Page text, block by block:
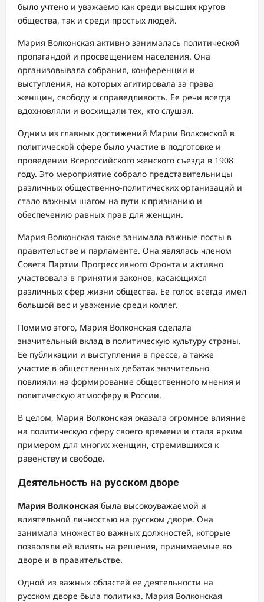
было учтено и уважаемо как среди высших кругов
общества, так и среди простых людей.
Мария Волконская активно занималась политической
пропагандой и просвещением населения. Она
организовывала собрания, конференции и
выступления, на которых агитировала за права
женщин, свободу и справедливость. Ее речи всегда
вдохновляли и восхищали тех, кто слушал.
Одним из главных достижений Марии Волконской в
политической сфере было участие в подготовке и
проведении Всероссийского женского съезда в 1908
году. Это мероприятие собрало представительницы
различных общественно-политических организаций и
стало важным шагом на пути к признанию и
обеспечению равных прав для женщин.
Мария Волконская также занимала важные посты в
правительстве и парламенте. Она являлась членом
Совета Партии Прогрессивного Фронта и активно
участвовала в принятии законов, касающихся
различных сфер жизни общества. Ее голос всегда имел
большой вес и уважение среди коллег.
Помимо этого, Мария Волконская сделала
значительный вклад в политическую культуру страны.
Ее публикации и выступления в прессе, а также
участие в общественных дебатах значительно
повлияли на формирование общественного мнения и
политическую атмосферу в России.
В целом, Мария Волконская оказала огромное влияние
на политическую сферу своего времени и стала ярким
примером для многих женщин, стремившихся к
равенству и свободе.
Деятельность на русском дворе
Мария Волконская была высокоуважаемой и
влиятельной личностью на русском дворе. Она
занимала множество важных должностей, которые
позволяли ей влиять на решения, принимаемые во
дворе и в правительстве.
Одной из важных областей ее деятельности на
русском дворе была политика. Мария Волконская